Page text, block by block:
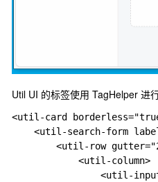
Util UI 的标签使用 TagHelper 进
<util-card
<util-search-form
<util-row
            <util-column>
<util-